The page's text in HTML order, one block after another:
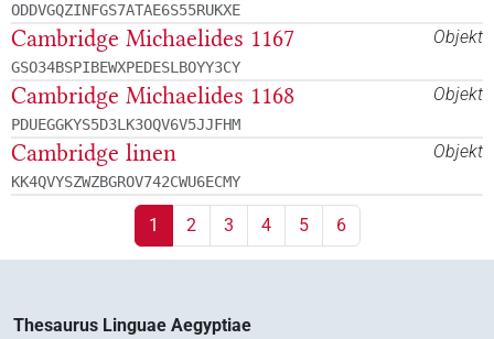
ODDVGQZINFGS7ATAE6S55RUKXE
Objekt
Cambridge Michaelides 1167
GSO34BSPIBEWXPEDESLBOYY3CY
Objekt
Cambridge Michaelides 1168
PDUEGGKYS5D3LK3OQV6V5JJFHM
Objekt
Cambridge linen
KK4QVYSZWZBGROV742CWU6ECMY
1 2 3 4 5 6
Thesaurus Linguae Aegyptiae